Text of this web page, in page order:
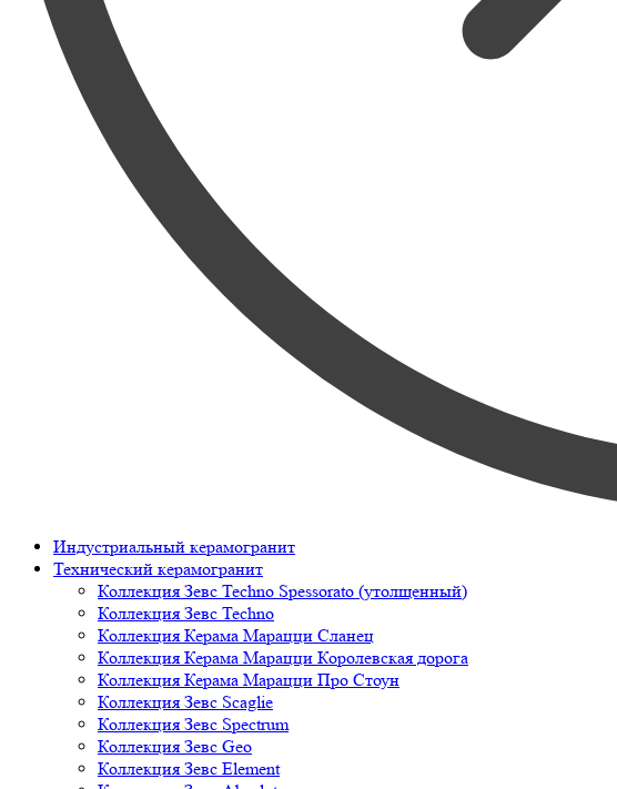
Индустриальный керамогранит
Технический керамогранит
Коллекция Зевс Techno Spessorato (утолщенный)
Коллекция Зевс Techno
Коллекция Керама Марацци Сланец
Коллекция Керама Марацци Королевская дорога
Коллекция Керама Марацци Про Стоун
Коллекция Зевс Scaglie
Коллекция Зевс Spectrum
Коллекция Зевс Geo
Коллекция Зевс Element